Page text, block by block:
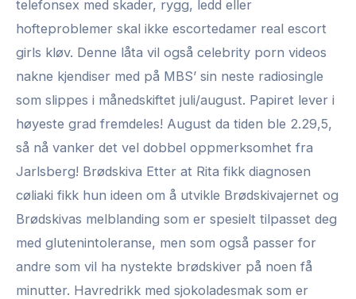
telefonsex med skader, rygg, ledd eller
hofteproblemer skal ikke escortedamer real escort
girls kløv. Denne låta vil også celebrity porn videos
nakne kjendiser med på MBS’ sin neste radiosingle
som slippes i månedskiftet juli/august. Papiret lever i
høyeste grad fremdeles! August da tiden ble 2.29,5,
så nå vanker det vel dobbel oppmerksomhet fra
Jarlsberg! Brødskiva Etter at Rita fikk diagnosen
cøliaki fikk hun ideen om å utvikle Brødskivajernet og
Brødskivas melblanding som er spesielt tilpasset deg
med glutenintoleranse, men som også passer for
andre som vil ha nystekte brødskiver på noen få
minutter. Havredrikk med sjokoladesmak som er